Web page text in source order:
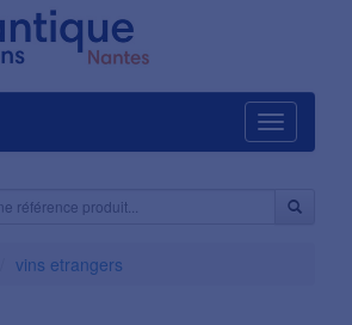
Navigation
vins etrangers